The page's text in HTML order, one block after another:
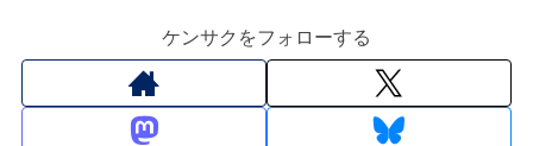
ケンサクをフォローする